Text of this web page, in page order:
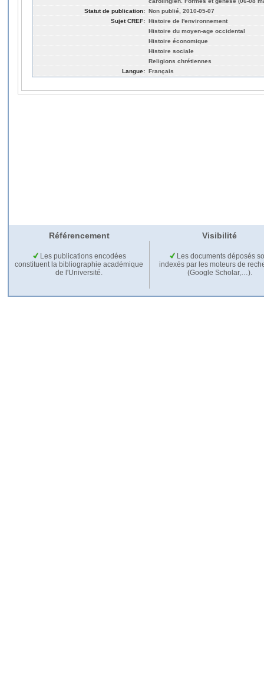
Statut de publication: Non publié, 2010-05-07
Sujet CREF: Histoire de l'environnement
Histoire du moyen-age occidental
Histoire économique
Histoire sociale
Religions chrétiennes
Langue: Français
Référencement Visibilité
Les publications encodées
constituent la bibliographie académique
de l'Université.
Les documents déposés
indexés par les moteurs de
(Google Scholar,…).